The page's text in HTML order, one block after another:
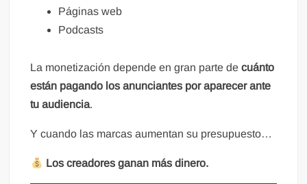
Páginas web
Podcasts
La monetización depende en gran parte decuánto
están pagando los anunciantes por aparecer ante
tu audiencia.
Y cuando las marcas aumentan su presupuesto…
Los creadores ganan más dinero.